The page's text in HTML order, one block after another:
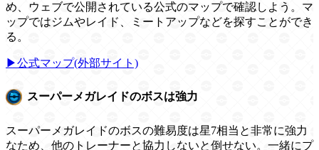
め、ウェブで公開されている公式のマップで確認しよう。マ
ップではジムやレイド、ミートアップなどを探すことができ
る。
▶︎公式マップ(外部サイト)
スーパーメガレイドのボスは強力
スーパーメガレイドのボスの難易度は星7相当と非常に強力
なため、他のトレーナーと協力しないと倒せない。一緒にプ